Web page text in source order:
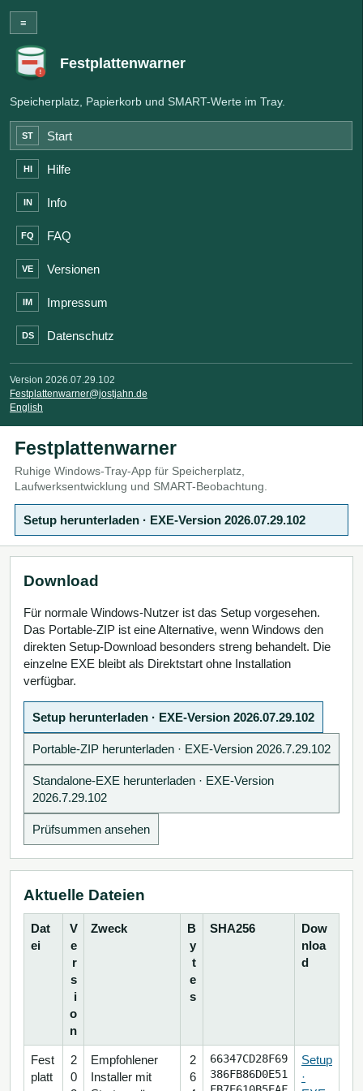
≡
Festplattenwarner
Speicherplatz, Papierkorb und SMART-Werte im Tray.
ST Start
HI Hilfe
IN Info
FQ FAQ
VE Versionen
IM Impressum
DS Datenschutz
Version 2026.07.29.102
Festplattenwarner@jostjahn.de
English
Festplattenwarner
Ruhige Windows-Tray-App für Speicherplatz,
Laufwerksentwicklung und SMART-Beobachtung.
Setup herunterladen · EXE-Version 2026.07.29.102
Download
Für normale Windows-Nutzer ist das Setup vorgesehen.
Das Portable-ZIP ist eine Alternative, wenn Windows den
direkten Setup-Download besonders streng behandelt. Die
einzelne EXE bleibt als Direktstart ohne Installation
verfügbar.
Setup herunterladen · EXE-Version 2026.07.29.102
Portable-ZIP herunterladen · EXE-Version 2026.7.29.102
Standalone-EXE herunterladen · EXE-Version
2026.7.29.102
Prüfsummen ansehen
Aktuelle Dateien
Dat
ei
V
e
r
s
i
o
n
Zweck
B
y
t
e
s
SHA256
Dow
nloa
d
Fest
platt
2
0
Empfohlener
Installer mit
2
6
66347CD28F69
386FB86D0E51
Setup
·